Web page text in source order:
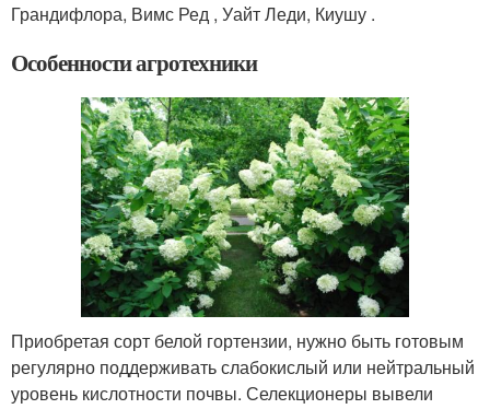
Грандифлора, Вимс Ред , Уайт Леди, Киушу .
Особенности агротехники
Приобретая сорт белой гортензии, нужно быть готовым
регулярно поддерживать слабокислый или нейтральный
уровень кислотности почвы. Селекционеры вывели